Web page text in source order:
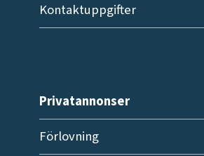
Kontaktuppgifter
Privatannonser
Förlovning